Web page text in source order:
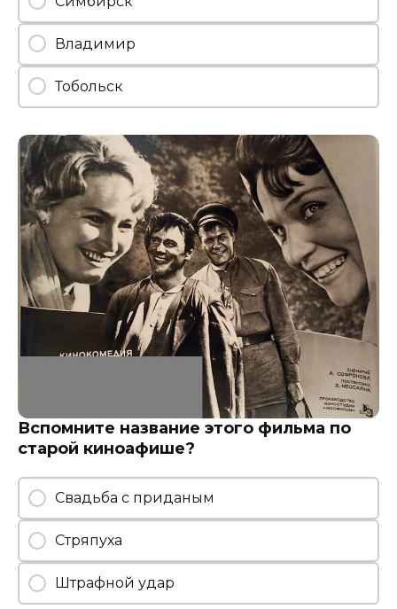
Владимир
Тобольск
Вспомните название этого фильма по
старой киноафише?
Свадьба с приданым
Стряпуха
Штрафной удар